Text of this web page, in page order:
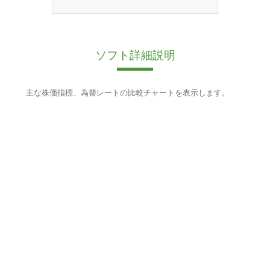
ソフト詳細説明
主な株価指標、為替レートの比較チャートを表示します。